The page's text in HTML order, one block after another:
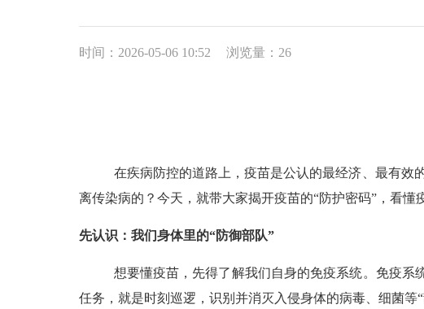
时间：2026-05-06 10:52 浏览量： 26
在疾病防控的道路上，疫苗是公认的最经济、最有效
离传染病的？今天，就带大家揭开疫苗的“防护密码”，看懂
先认识：我们身体里的“防御部队”
想要懂疫苗，先得了解我们自身的免疫系统。免疫
任务，就是时刻巡逻，识别并消灭入侵身体的病毒、细菌